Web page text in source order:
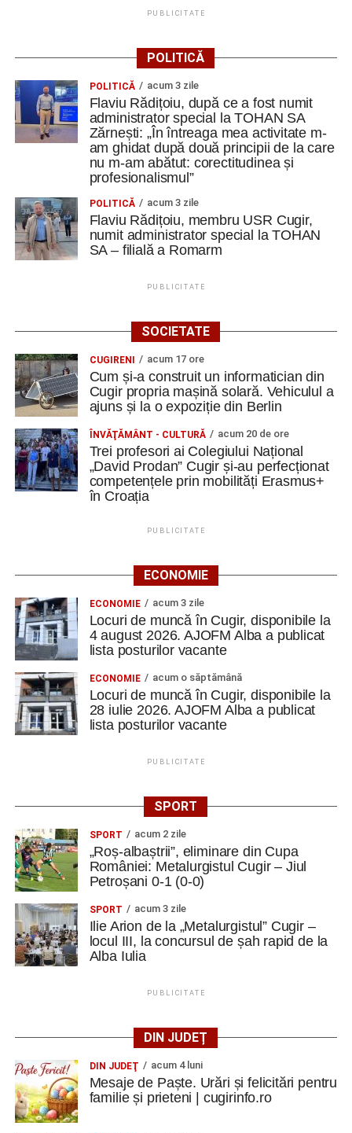
antreprenorul Alexandru Jittu care a lucrat pentru
Elon Musk: „Dacă nu faci asta ai mari șanse să
ratezi”
Facebook Messenger WhatsApp Twitter Email
PUBLICITATE
POLITICĂ
POLITICĂ acum 3 zile
Flaviu Rădițoiu, după ce a fost numit
administrator special la TOHAN SA
Zărnești: „În întreaga mea activitate m-
am ghidat după două principii de la care
nu m-am abătut: corectitudinea și
profesionalismul”
POLITICĂ acum 3 zile
Flaviu Rădițoiu, membru USR Cugir,
numit administrator special la TOHAN
SA – filială a Romarm
PUBLICITATE
SOCIETATE
CUGIRENI acum 17 ore
Cum și-a construit un informatician din
Cugir propria mașină solară. Vehiculul a
ajuns și la o expoziție din Berlin
ÎNVĂŢĂMÂNT - CULTURĂ acum 20 de ore
Trei profesori ai Colegiului Național
„David Prodan” Cugir și-au perfecționat
competențele prin mobilități Erasmus+
în Croația
PUBLICITATE
ECONOMIE
ECONOMIE acum 3 zile
Locuri de muncă în Cugir, disponibile la
4 august 2026. AJOFM Alba a publicat
lista posturilor vacante
ECONOMIE acum o săptămână
Locuri de muncă în Cugir, disponibile la
28 iulie 2026. AJOFM Alba a publicat
lista posturilor vacante
PUBLICITATE
SPORT
SPORT acum 2 zile
„Roș-albaștrii”, eliminare din Cupa
României: Metalurgistul Cugir – Jiul
Petroșani 0-1 (0-0)
SPORT acum 3 zile
Ilie Arion de la „Metalurgistul” Cugir –
locul III, la concursul de șah rapid de la
Alba Iulia
PUBLICITATE
DIN JUDEȚ
DIN JUDEŢ acum 4 luni
Mesaje de Paște. Urări și felicitări pentru
familie și prieteni | cugirinfo.ro